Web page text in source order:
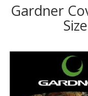
Gardner